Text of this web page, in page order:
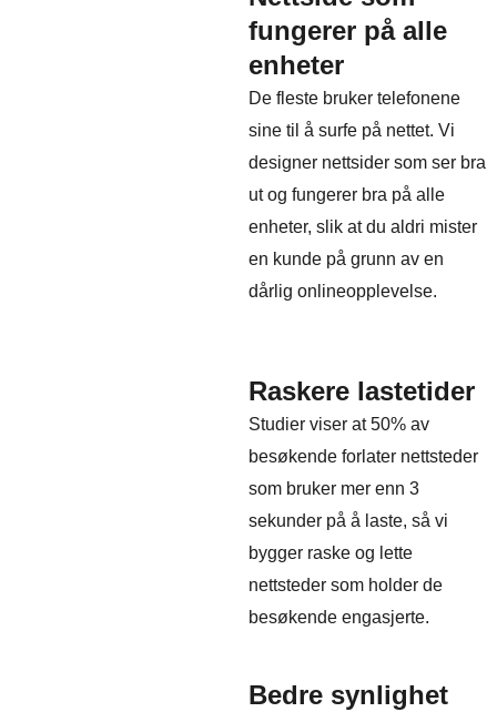
fungerer på alle
enheter
De fleste bruker telefonene
sine til å surfe på nettet. Vi
designer nettsider som ser bra
ut og fungerer bra på alle
enheter, slik at du aldri mister
en kunde på grunn av en
dårlig onlineopplevelse.
Raskere lastetider
Studier viser at 50% av
besøkende forlater nettsteder
som bruker mer enn 3
sekunder på å laste, så vi
bygger raske og lette
nettsteder som holder de
besøkende engasjerte.
Bedre synlighet